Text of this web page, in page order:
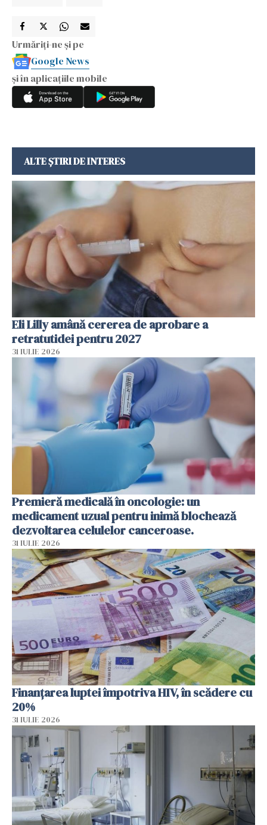
Urmăriți-ne și pe
Google News
și în aplicațiile mobile
ALTE ȘTIRI DE INTERES
Eli Lilly amână cererea de aprobare a
retratutidei pentru 2027
31 IULIE 2026
Premieră medicală în oncologie: un
medicament uzual pentru inimă blochează
dezvoltarea celulelor canceroase.
31 IULIE 2026
Finanțarea luptei împotriva HIV, în scădere cu
20%
31 IULIE 2026